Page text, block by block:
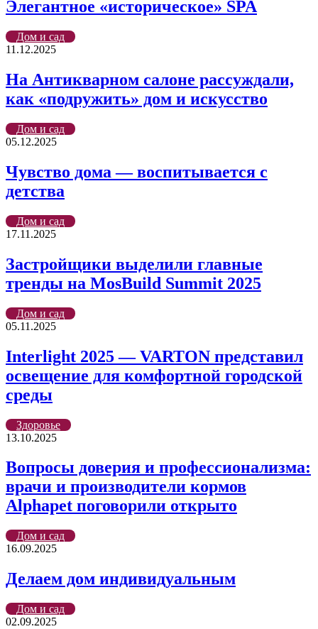
Элегантное «историческое» SPA
Дом и сад
11.12.2025
На Антикварном салоне рассуждали,
как «подружить» дом и искусство
Дом и сад
05.12.2025
Чувство дома — воспитывается с
детства
Дом и сад
17.11.2025
Застройщики выделили главные
тренды на MosBuild Summit 2025
Дом и сад
05.11.2025
Interlight 2025 — VARTON представил
освещение для комфортной городской
среды
Здоровье
13.10.2025
Вопросы доверия и профессионализма:
врачи и производители кормов
Alphapet поговорили открыто
Дом и сад
16.09.2025
Делаем дом индивидуальным
Дом и сад
02.09.2025